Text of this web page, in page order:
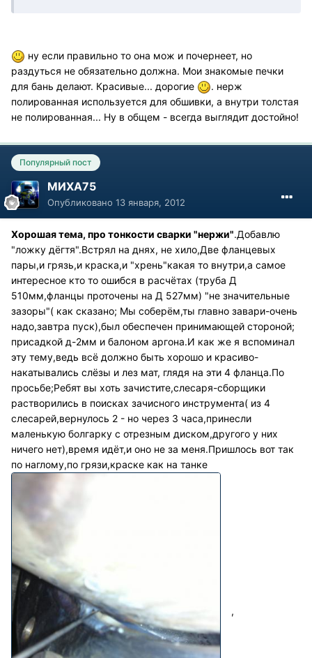
ну если правильно то она мож и почернеет, но
раздуться не обязательно должна. Мои знакомые печки
для бань делают. Красивые... дорогие
. нерж
полированная используется для обшивки, а внутри толстая
не полированная... Ну в общем - всегда выглядит достойно!
Популярный пост
МИХА75
Опубликовано 13 января, 2012
Хорошая тема, про тонкости сварки "нержи".Добавлю
"ложку дёгтя".Встрял на днях, не хило,Две фланцевых
пары,и грязь,и краска,и "хрень"какая то внутри,а самое
интересное кто то ошибся в расчётах (труба Д
510мм,фланцы проточены на Д 527мм) "не значительные
зазоры"( как сказано; Мы соберём,ты главно завари-очень
надо,завтра пуск),был обеспечен принимающей стороной;
присадкой д-2мм и балоном аргона.И как же я вспоминал
эту тему,ведь всё должно быть хорошо и красиво-
накатывались слёзы и лез мат, глядя на эти 4 фланца.По
просьбе;Ребят вы хоть зачистите,слесаря-сборщики
растворились в поисках зачисного инструмента( из 4
слесарей,вернулось 2 - но через 3 часа,принесли
маленькую болгарку с отрезным диском,другого у них
ничего нет),время идёт,и оно не за меня.Пришлось вот так
по наглому,по грязи,краске как на танке
,